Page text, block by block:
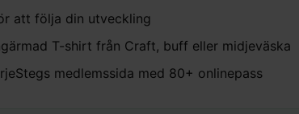
att följa din utveckling
T-shirt från Craft, buff eller midjeväska
medlemssida med 80+ onlinepass